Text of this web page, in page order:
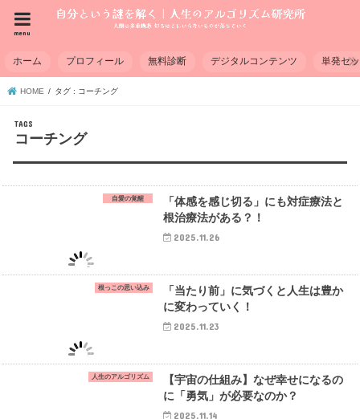
menu
ホーム プロフィール 無料診断 デジタルコンテンツ 単発セ
HOME タグ : コーチング
コーチング
自愛の覚醒
「体感を感じ切る」にも対症療法と
根治療法がある？！
2025.11.26
根っこの思い込み
「当たり前」に気づくと人生は豊か
に変わっていく！
2025.11.23
人生のアルゴリズム
【宇宙の仕組み】なぜ幸せになるの
に「勇気」が必要なのか？
2025.11.14